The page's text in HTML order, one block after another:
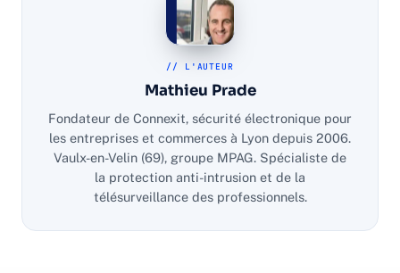
// L'AUTEUR
Mathieu Prade
Fondateur de Connexit, sécurité électronique pour
les entreprises et commerces à Lyon depuis 2006.
Vaulx-en-Velin (69), groupe MPAG. Spécialiste de
la protection anti-intrusion et de la
télésurveillance des professionnels.